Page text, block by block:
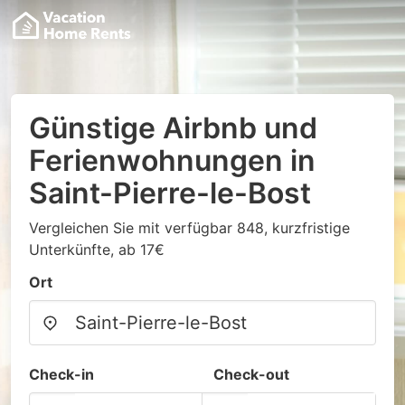
Günstige Airbnb und
Ferienwohnungen in
Saint-Pierre-le-Bost
Vergleichen Sie mit verfügbar 848, kurzfristige
Unterkünfte, ab 17€
Ort
Check-in Check-out